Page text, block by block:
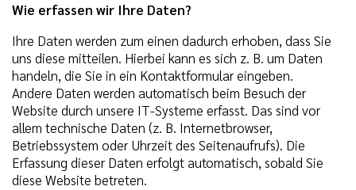
Wie erfassen wir Ihre Daten?
Ihre Daten werden zum einen dadurch erhoben, dass Sie
uns diese mitteilen. Hierbei kann es sich z. B. um Daten
handeln, die Sie in ein Kontaktformular eingeben.
Andere Daten werden automatisch beim Besuch der
Website durch unsere IT-Systeme erfasst. Das sind vor
allem technische Daten (z. B. Internetbrowser,
Betriebssystem oder Uhrzeit des Seitenaufrufs). Die
Erfassung dieser Daten erfolgt automatisch, sobald Sie
diese Website betreten.